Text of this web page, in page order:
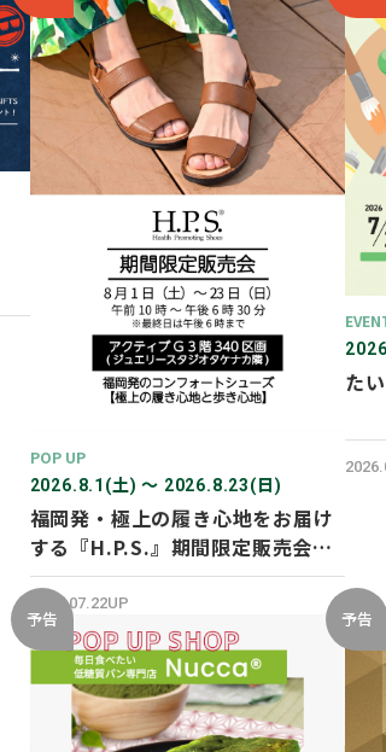
POP UP
2026.8.1(土) 〜 2026.8.23(日)
福岡発・極上の履き心地をお届け
する『H.P.S.』期間限定販売会を
開催✨
2026.07.22UP
た
予告 予告